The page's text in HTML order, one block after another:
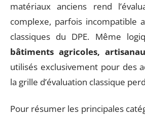
matériaux anciens rend
complexe, parfois incompatible
classiques du DPE. Même
bâtiments agricoles,
utilisés exclusivement pour des
la grille d’évaluation classique
Pour résumer les principales